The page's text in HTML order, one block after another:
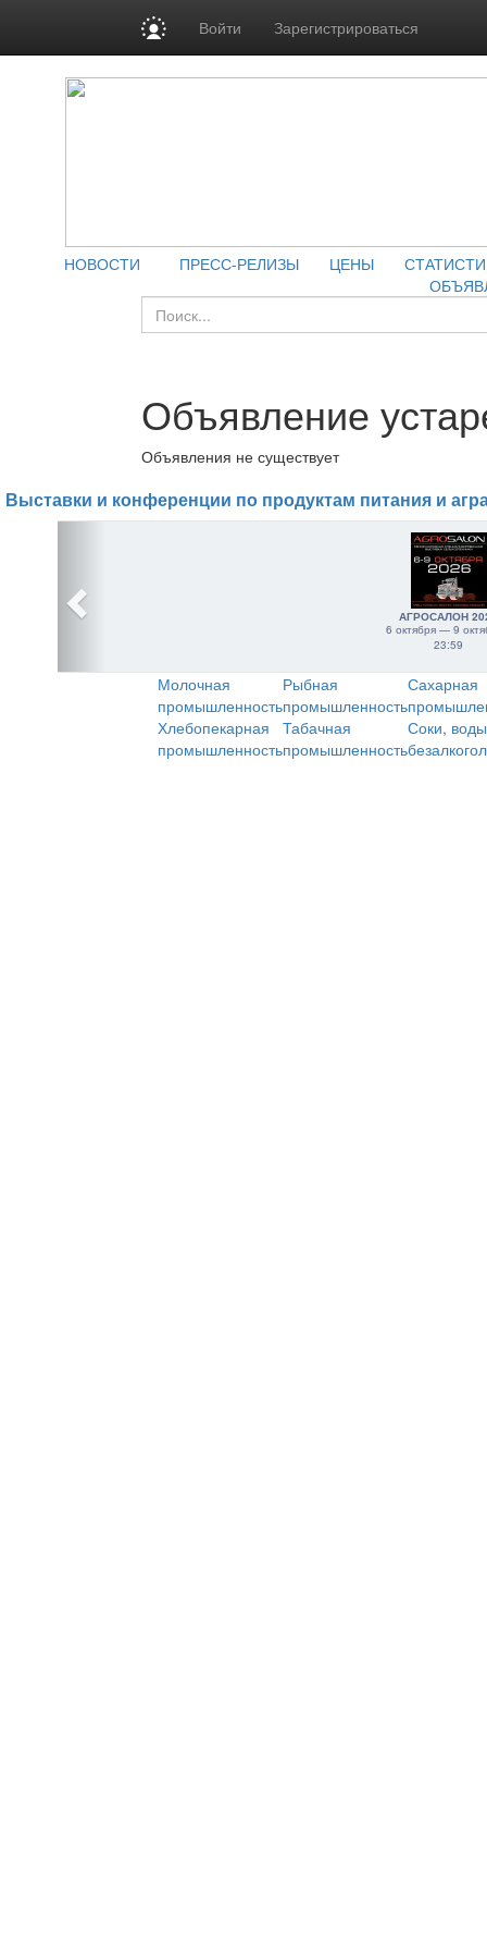
Войти Зарегистрироваться
НОВОСТИ ПРЕСС-РЕЛИЗЫ ЦЕНЫ
Объявление
Объявления не существует
Выставки и конференции по продуктам питания и
АГРОСАЛОН
6 октября — 9
23:59
Молочная
промышленность
Рыбная
промышленность
Сахарная
Хлебопекарная
промышленность
Табачная
промышленность
Соки,